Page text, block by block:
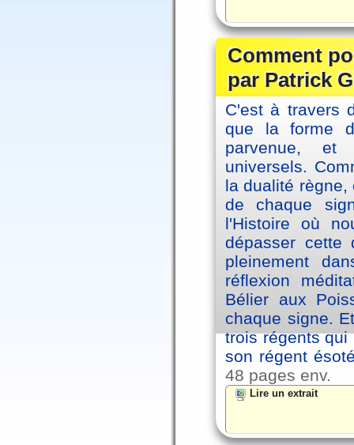
Comment
par Patrick
C'est à travers
que la forme
parvenue, et
universels.
la dualité
de chaque
l'Histoire où
dépasser cette
pleinement
réflexion
Bélier aux
chaque signe.
trois régents
son régent
48 pages env.
Lire un extrait